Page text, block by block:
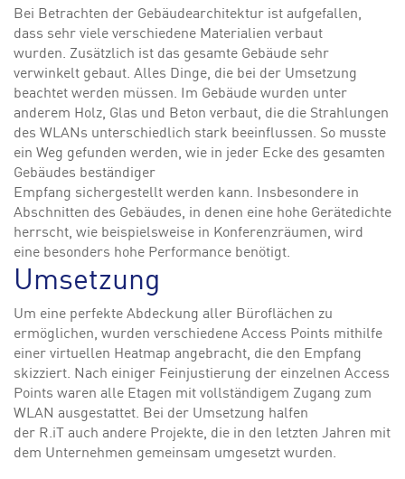
Bei Betrachten der Gebäudearchitektur ist aufgefallen,
dass sehr viele verschiedene Materialien verbaut
wurden. Zusätzlich ist das gesamte Gebäude sehr
verwinkelt gebaut. Alles Dinge, die bei der Umsetzung
beachtet werden müssen. Im Gebäude wurden unter
anderem Holz, Glas und Beton verbaut, die die Strahlungen
des WLANs unterschiedlich stark beeinflussen. So musste
ein Weg gefunden werden, wie in jeder Ecke des gesamten
Gebäudes beständiger
Empfang sichergestellt werden kann. Insbesondere in
Abschnitten des Gebäudes, in denen eine hohe Gerätedichte
herrscht, wie beispielsweise in Konferenzräumen, wird
eine besonders hohe Performance benötigt.
Umsetzung
Um eine perfekte Abdeckung aller Büroflächen zu
ermöglichen, wurden verschiedene Access Points mithilfe
einer virtuellen Heatmap angebracht, die den Empfang
skizziert. Nach einiger Feinjustierung der einzelnen Access
Points waren alle Etagen mit vollständigem Zugang zum
WLAN ausgestattet. Bei der Umsetzung halfen
der R.iT auch andere Projekte, die in den letzten Jahren mit
dem Unternehmen gemeinsam umgesetzt wurden.